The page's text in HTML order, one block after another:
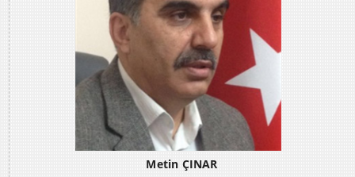
Metin ÇINAR